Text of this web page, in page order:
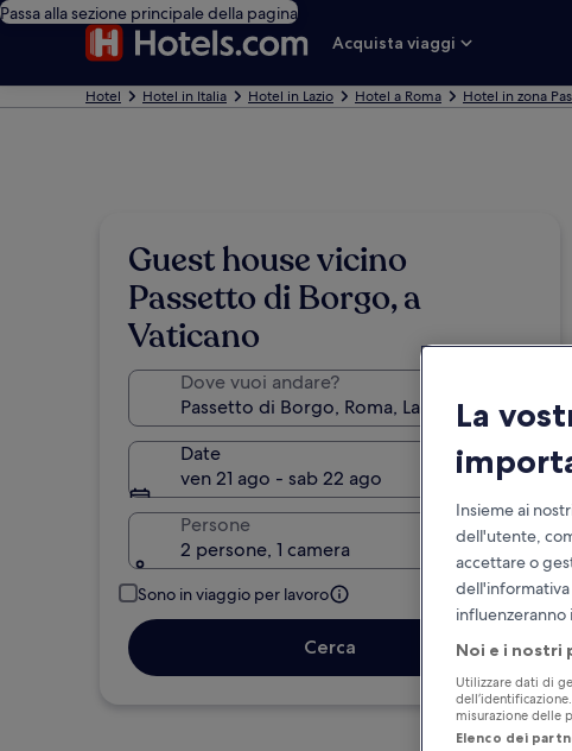
Passa alla sezione principale della pagina
Acquista viaggi
Hotel Hotel in Italia Hotel in Lazio Hotel a Roma Hotel in zona
Guest house vicino
Passetto di Borgo, a
Vaticano
Dove vuoi andare?
Date
ven 21 ago - sab 22 ago
Persone
2 persone, 1 camera
Sono in viaggio per lavoro
Cerca
La
Insieme ai
dell'utente,
accettare o
dell'informativa
influenzeranno
Noi e i
Utilizzare dati di
misurazione delle
Elenco dei